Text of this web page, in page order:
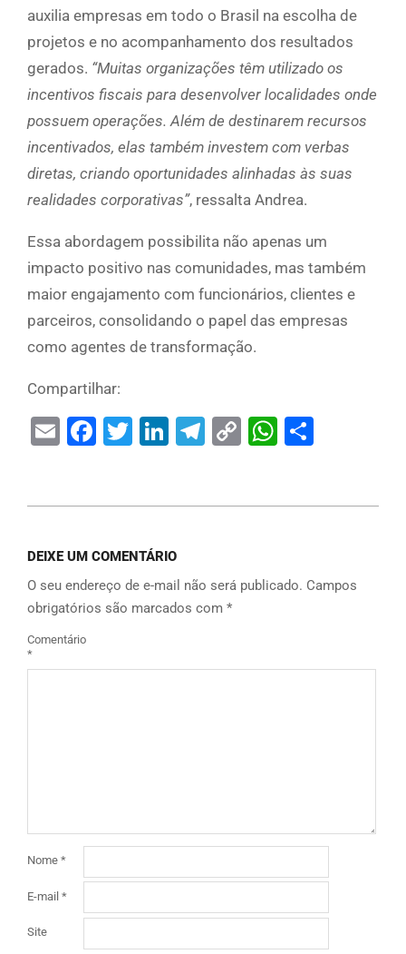
auxilia empresas em todo o Brasil na escolha de
projetos e no acompanhamento dos resultados
gerados. “Muitas organizações têm utilizado os
incentivos fiscais para desenvolver localidades onde
possuem operações. Além de destinarem recursos
incentivados, elas também investem com verbas
diretas, criando oportunidades alinhadas às suas
realidades corporativas”, ressalta Andrea.
Essa abordagem possibilita não apenas um
impacto positivo nas comunidades, mas também
maior engajamento com funcionários, clientes e
parceiros, consolidando o papel das empresas
como agentes de transformação.
Compartilhar:
EmailFacebook
Twitter
LinkedIn
Telegram
Copy
DEIXE UM COMENTÁRIO
O seu endereço de e-mail não será publicado. Campos
obrigatórios são marcados com *
Comentário
*
Nome *
E-mail *
Site